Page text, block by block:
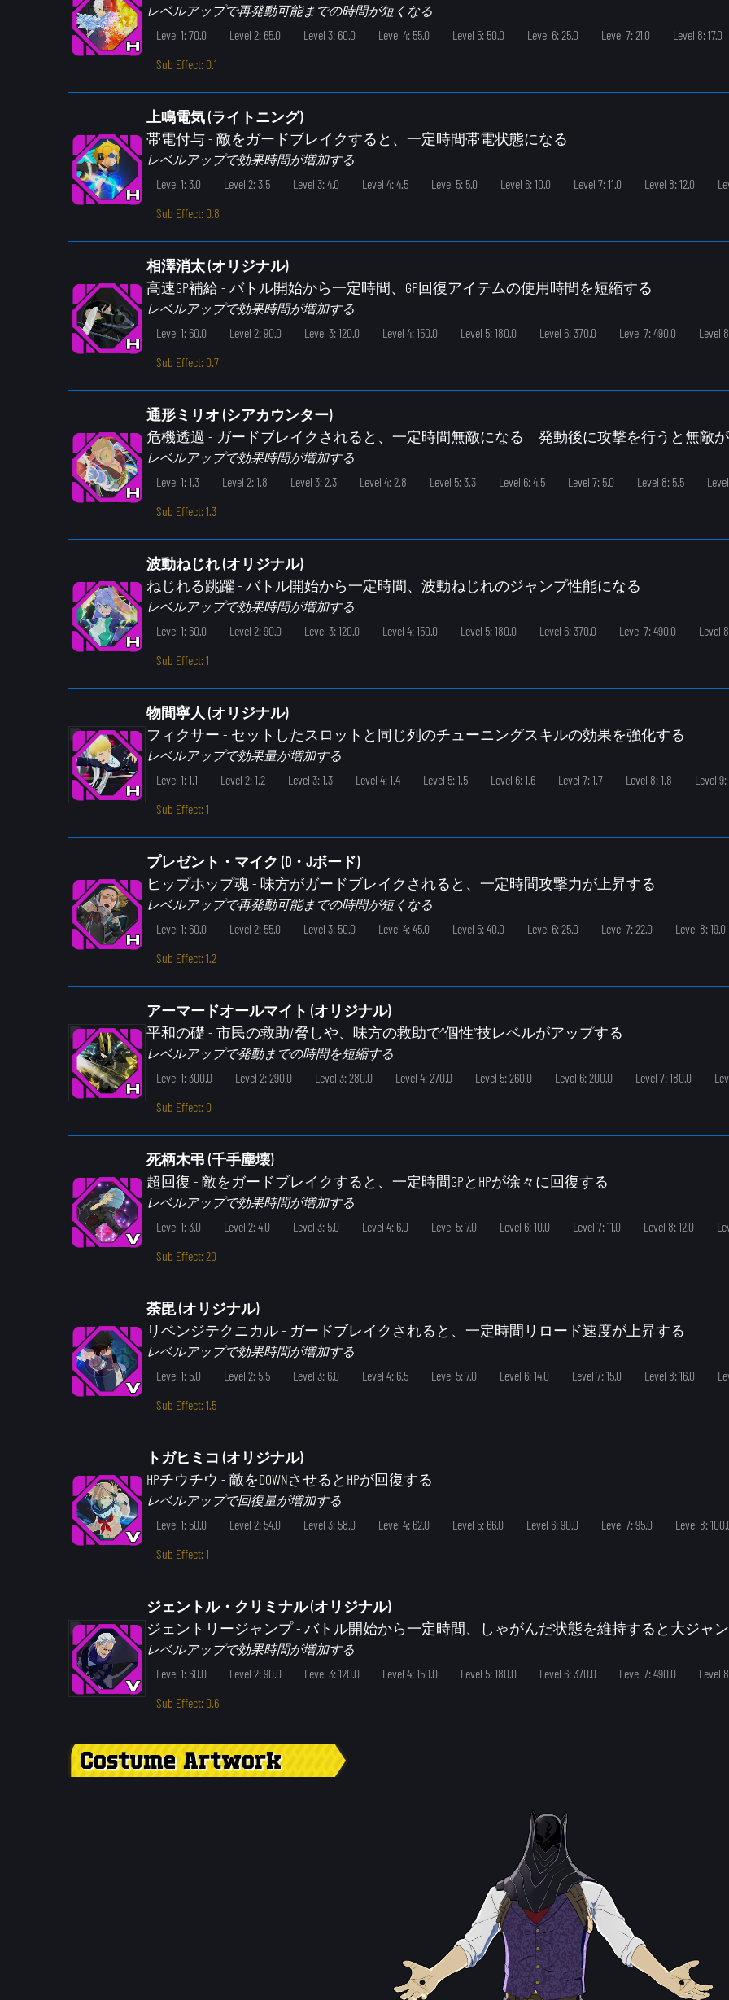
レベルアップで再発動可能までの時間が短くなる
Level 1: 70.0
Level 2: 65.0 Level 3: 60.0 Level 4: 55.0 Level 5: 50.0 Level 6: 25.0 Level 7: 21.0 Level 8: 17.0
Sub Effect: 0.1
上鳴電気 (ライトニング)
帯電付与- 敵をガードブレイクすると、一定時間帯電状態になる
レベルアップで効果時間が増加する
Level 1: 3.0
Level 2: 3.5 Level 3: 4.0 Level 4: 4.5 Level 5: 5.0 Level 6: 10.0 Level 7: 11.0 Level 8: 12.0
Sub Effect: 0.8
相澤消太 (オリジナル)
高速GP補給 - バトル開始から一定時間、GP回復アイテムの使用時間を短縮する
レベルアップで効果時間が増加する
Level 1: 60.0
Level 2: 90.0 Level 3: 120.0 Level 4: 150.0 Level 5: 180.0 Level 6: 370.0 Level 7: 490.0 Level
Sub Effect: 0.7
通形ミリオ (シアカウンター)
危機透過 - ガードブレイクされると、一定時間無敵になる 発動後に攻撃を行うと無敵
レベルアップで効果時間が増加する
Level 1: 1.3
Level 2: 1.8 Level 3: 2.3 Level 4: 2.8 Level 5: 3.3 Level 6: 4.5 Level 7: 5.0 Level 8: 5.5
Sub Effect: 1.3
波動ねじれ (オリジナル)
ねじれる跳躍 - バトル開始から一定時間、波動ねじれのジャンプ性能になる
レベルアップで効果時間が増加する
Level 1: 60.0
Level 2: 90.0 Level 3: 120.0 Level 4: 150.0 Level 5: 180.0 Level 6: 370.0 Level 7: 490.0 Level
Sub Effect: 1
物間寧人 (オリジナル)
フィクサー - セットしたスロットと同じ列のチューニングスキルの効果を強化する
レベルアップで効果量が増加する
Level 1: 1.1
Level 2: 1.2 Level 3: 1.3 Level 4: 1.4 Level 5: 1.5 Level 6: 1.6 Level 7: 1.7 Level 8: 1.8 Level 9:
Sub Effect: 1
プレゼント・マイク (D・Jボード)
ヒップホップ魂- 味方がガードブレイクされると、一定時間攻撃力が上昇する
レベルアップで再発動可能までの時間が短くなる
Level 1: 60.0
Level 2: 55.0 Level 3: 50.0 Level 4: 45.0 Level 5: 40.0 Level 6: 25.0 Level 7: 22.0 Level 8: 19.0
Sub Effect: 1.2
アーマードオールマイト (オリジナル)
平和の礎 - 市民の救助/脅しや、味方の救助で“個性”技レベルがアップする
レベルアップで発動までの時間を短縮する
Level 1: 300.0
Level 2: 290.0 Level 3: 280.0 Level 4: 270.0 Level 5: 260.0 Level 6: 200.0 Level 7: 180.0
Sub Effect: 0
死柄木弔 (千手塵壊)
超回復 - 敵をガードブレイクすると、一定時間GPとHPが徐々に回復する
レベルアップで効果時間が増加する
Level 1: 3.0
Level 2: 4.0 Level 3: 5.0 Level 4: 6.0 Level 5: 7.0 Level 6: 10.0 Level 7: 11.0 Level 8: 12.0
Sub Effect: 20
荼毘 (オリジナル)
リベンジテクニカル- ガードブレイクされると、一定時間リロード速度が上昇する
レベルアップで効果時間が増加する
Level 1: 5.0
Level 2: 5.5 Level 3: 6.0 Level 4: 6.5 Level 5: 7.0 Level 6: 14.0 Level 7: 15.0 Level 8: 16.0
Sub Effect: 1.5
トガヒミコ (オリジナル)
HPチウチウ - 敵をDOWNさせるとHPが回復する
レベルアップで回復量が増加する
Level 1: 50.0
Level 2: 54.0 Level 3: 58.0 Level 4: 62.0 Level 5: 66.0 Level 6: 90.0 Level 7: 95.0 Level 8:
Sub Effect: 1
ジェントル・クリミナル (オリジナル)
ジェントリージャンプ- バトル開始から一定時間、しゃがんだ状態を維持すると大ジャ
レベルアップで効果時間が増加する
Level 1: 60.0
Level 2: 90.0 Level 3: 120.0 Level 4: 150.0 Level 5: 180.0 Level 6: 370.0 Level 7: 490.0 Level
Sub Effect: 0.6
Costume Artwork